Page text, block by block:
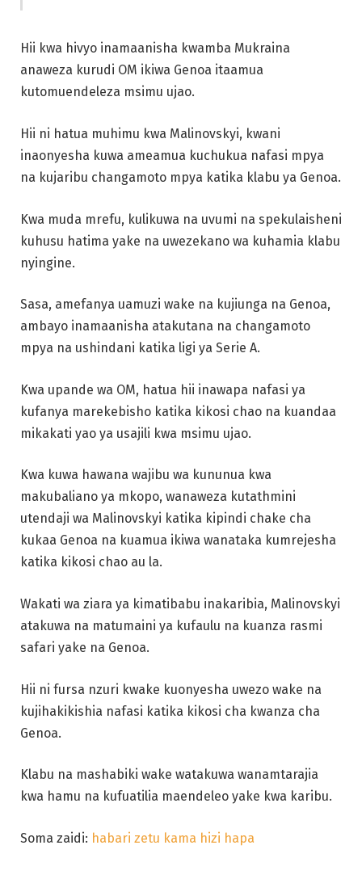
Hii kwa hivyo inamaanisha kwamba Mukraina
anaweza kurudi OM ikiwa Genoa itaamua
kutomuendeleza msimu ujao.
Hii ni hatua muhimu kwa Malinovskyi, kwani
inaonyesha kuwa ameamua kuchukua nafasi mpya
na kujaribu changamoto mpya katika klabu ya Genoa.
Kwa muda mrefu, kulikuwa na uvumi na spekulaisheni
kuhusu hatima yake na uwezekano wa kuhamia klabu
nyingine.
Sasa, amefanya uamuzi wake na kujiunga na Genoa,
ambayo inamaanisha atakutana na changamoto
mpya na ushindani katika ligi ya Serie A.
Kwa upande wa OM, hatua hii inawapa nafasi ya
kufanya marekebisho katika kikosi chao na kuandaa
mikakati yao ya usajili kwa msimu ujao.
Kwa kuwa hawana wajibu wa kununua kwa
makubaliano ya mkopo, wanaweza kutathmini
utendaji wa Malinovskyi katika kipindi chake cha
kukaa Genoa na kuamua ikiwa wanataka kumrejesha
katika kikosi chao au la.
Wakati wa ziara ya kimatibabu inakaribia, Malinovskyi
atakuwa na matumaini ya kufaulu na kuanza rasmi
safari yake na Genoa.
Hii ni fursa nzuri kwake kuonyesha uwezo wake na
kujihakikishia nafasi katika kikosi cha kwanza cha
Genoa.
Klabu na mashabiki wake watakuwa wanamtarajia
kwa hamu na kufuatilia maendeleo yake kwa karibu.
Soma zaidi: habari zetu kama hizi hapa